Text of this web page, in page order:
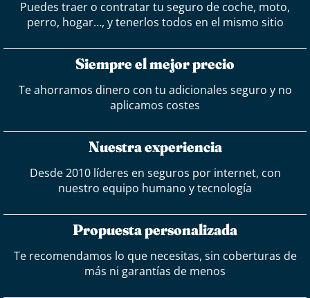
Puedes traer o contratar tu seguro de coche, moto,
perro, hogar…, y tenerlos todos en el mismo sitio
Siempre el mejor precio
Te ahorramos dinero con tu adicionales seguro y no
aplicamos costes
Nuestra experiencia
Desde 2010 líderes en seguros por internet, con
nuestro equipo humano y tecnología
Propuesta personalizada
Te recomendamos lo que necesitas, sin coberturas de
más ni garantías de menos